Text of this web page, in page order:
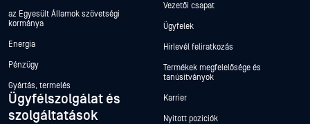
az Egyesült Államok szövetségi
kormánya
Energia
Pénzügy
Gyártás, termelés
Ügyfélszolgálat és
szolgáltatások
Vezetői csapat
Ügyfelek
Hírlevél feliratkozás
Termékek megfelelősége és
tanúsítványok
Karrier
Nyitott pozíciók